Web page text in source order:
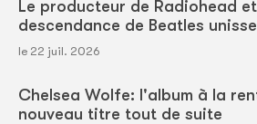
Le producteur de Radiohead
descendance de Beatles
le 22 juil. 2026
Chelsea Wolfe: l'album à la
nouveau titre tout de suite